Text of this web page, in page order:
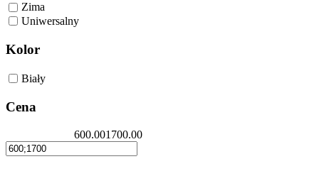
Zima
Uniwersalny
Kolor
Biały
Cena
600.001700.00